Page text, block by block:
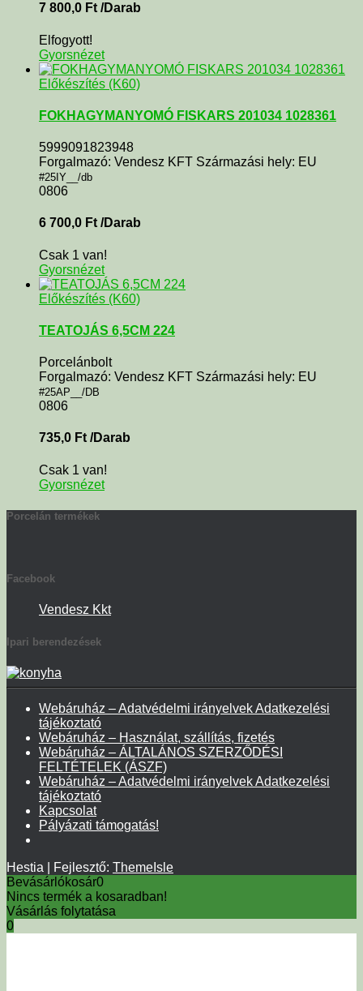
7 800,0 Ft /Darab
Elfogyott!
Gyorsnézet
Előkészítés (K60)
FOKHAGYMANYOMÓ FISKARS 201034 1028361
5999091823948
Forgalmazó: Vendesz KFT Származási hely: EU
#25IY__/db
0806
6 700,0 Ft /Darab
Csak 1 van!
Gyorsnézet
Előkészítés (K60)
TEATOJÁS 6,5CM 224
Porcelánbolt
Forgalmazó: Vendesz KFT Származási hely: EU
#25AP__/DB
0806
735,0 Ft /Darab
Csak 1 van!
Gyorsnézet
Porcelán termékek
Facebook
Vendesz Kkt
Ipari berendezések
Webáruház – Adatvédelmi irányelvek Adatkezelési
tájékoztató
Webáruház – Használat, szállítás, fizetés
Webáruház – ÁLTALÁNOS SZERZŐDÉSI
FELTÉTELEK (ÁSZF)
Webáruház – Adatvédelmi irányelvek Adatkezelési
tájékoztató
Kapcsolat
Pályázati támogatás!
Hestia | Fejlesztő: ThemeIsle
Bevásárlókosár0
Nincs termék a kosaradban!
Vásárlás folytatása
0